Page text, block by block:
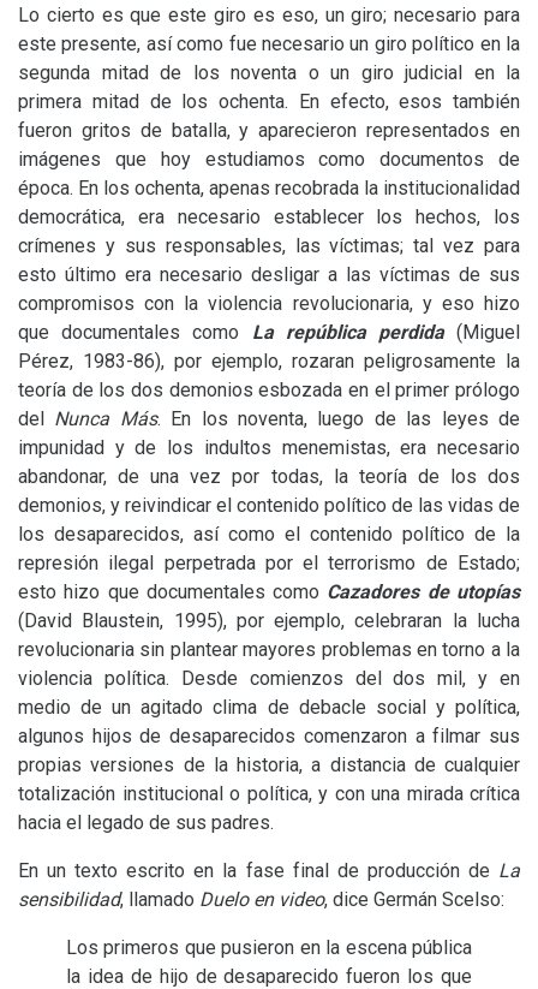
Lo cierto es que este giro es eso, un giro; necesario para
este presente, así como fue necesario un giro político en la
segunda mitad de los noventa o un giro judicial en la
primera mitad de los ochenta. En efecto, esos también
fueron gritos de batalla, y aparecieron representados en
imágenes que hoy estudiamos como documentos de
época. En los ochenta, apenas recobrada la institucionalidad
democrática, era necesario establecer los hechos, los
crímenes y sus responsables, las víctimas; tal vez para
esto último era necesario desligar a las víctimas de sus
compromisos con la violencia revolucionaria, y eso hizo
que documentales como La república perdida (Miguel
Pérez, 1983-86), por ejemplo, rozaran peligrosamente la
teoría de los dos demonios esbozada en el primer prólogo
del Nunca Más. En los noventa, luego de las leyes de
impunidad y de los indultos menemistas, era necesario
abandonar, de una vez por todas, la teoría de los dos
demonios, y reivindicar el contenido político de las vidas de
los desaparecidos, así como el contenido político de la
represión ilegal perpetrada por el terrorismo de Estado;
esto hizo que documentales como Cazadores de utopías
(David Blaustein, 1995), por ejemplo, celebraran la lucha
revolucionaria sin plantear mayores problemas en torno a la
violencia política. Desde comienzos del dos mil, y en
medio de un agitado clima de debacle social y política,
algunos hijos de desaparecidos comenzaron a filmar sus
propias versiones de la historia, a distancia de cualquier
totalización institucional o política, y con una mirada crítica
hacia el legado de sus padres.
En un texto escrito en la fase final de producción de La
sensibilidad, llamado Duelo en video, dice Germán Scelso:
Los primeros que pusieron en la escena pública
la idea de hijo de desaparecido fueron los que